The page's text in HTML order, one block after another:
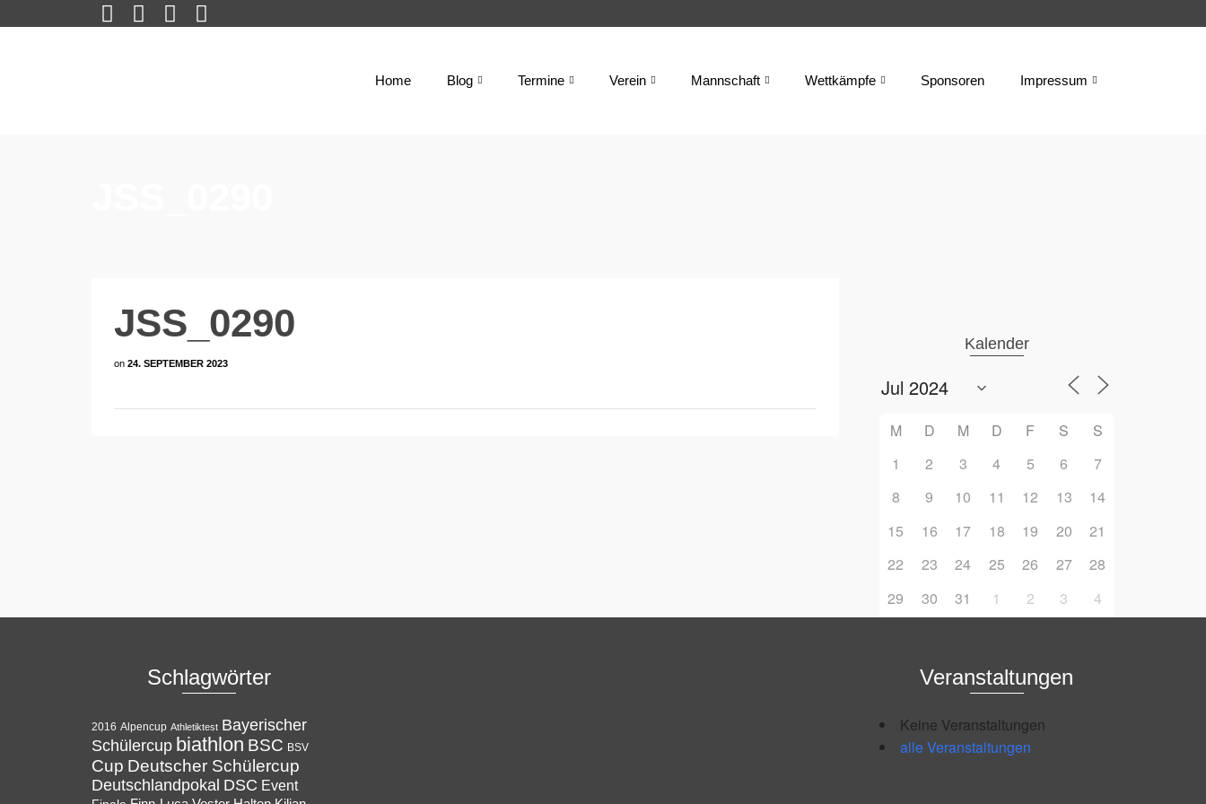
Home Blog Termine Verein Mannschaft Wettkämpfe Sponsoren Impressum
JSS_0290
on 24. SEPTEMBER 2023
Kalender
M D M D F S
S
1
2 3 4 5 6
7
8
9 10 11 12 13
14
15
16 17 18 19 20
21
22
23 24 25 26 27
28
29
30 31 1 2 3 4
Schlagwörter
2016 Alpencup Athletiktest Bayerischer
Schülercup biathlon BSC BSV
Cup Deutscher Schülercup
Deutschlandpokal DSC Event
Veranstaltungen
Keine Veranstaltungen
alle Veranstaltungen